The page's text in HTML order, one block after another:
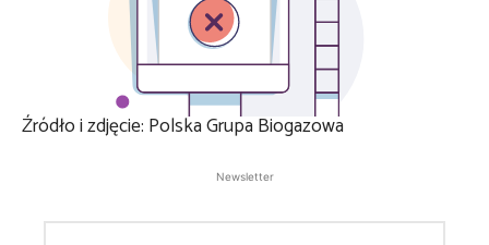
Źródło i zdjęcie: Polska Grupa Biogazowa
Newsletter